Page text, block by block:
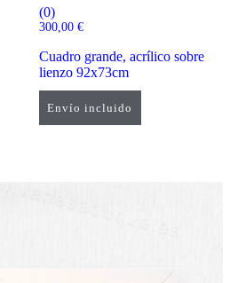
Envío incluido
(0)
300,00 €
Cuadro grande, acrílico sobre
lienzo 92x73cm
Añadir al carrito